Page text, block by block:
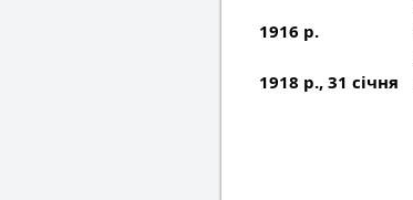
1916 р.
1918 р., 31 січня